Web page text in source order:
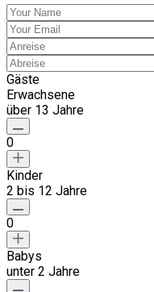
Gäste
Erwachsene
über 13 Jahre
0
Kinder
2 bis 12 Jahre
0
Babys
unter 2 Jahre